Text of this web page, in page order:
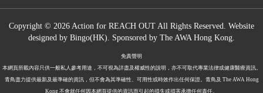
Copyright © 2026 Action for REACH OUT All Rights Reserved. Website
designed by Bingo(HK). Sponsored by The AWA Hong Kong.
免責聲明
本網頁所載內容只供一般私人參考用途，不可視為詳盡及權威性的說明，亦不可取代專業法律或健康醫療資訊。
青鳥盡力提供最新及最準確的資訊，但不會為其準確性、可用性或時效作出任何保證。青鳥及 The AWA Hong
Kong 不會就任何因本網頁提供的資訊而引起的損失或損害承擔任何責任。